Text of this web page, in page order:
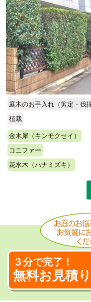
庭木のお手入れ（剪定・伐採
植栽
金木犀（キンモクセイ）
コニファー
花水木（ハナミズキ）
３分で完了！
無料お見積